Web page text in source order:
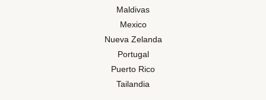
Maldivas
Mexico
Nueva Zelanda
Portugal
Puerto Rico
Tailandia